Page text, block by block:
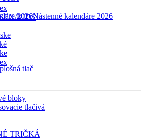
KIDS
bloky
tlačivá
TRIČKÁ
Nástenné kalendáre 2026
tlač